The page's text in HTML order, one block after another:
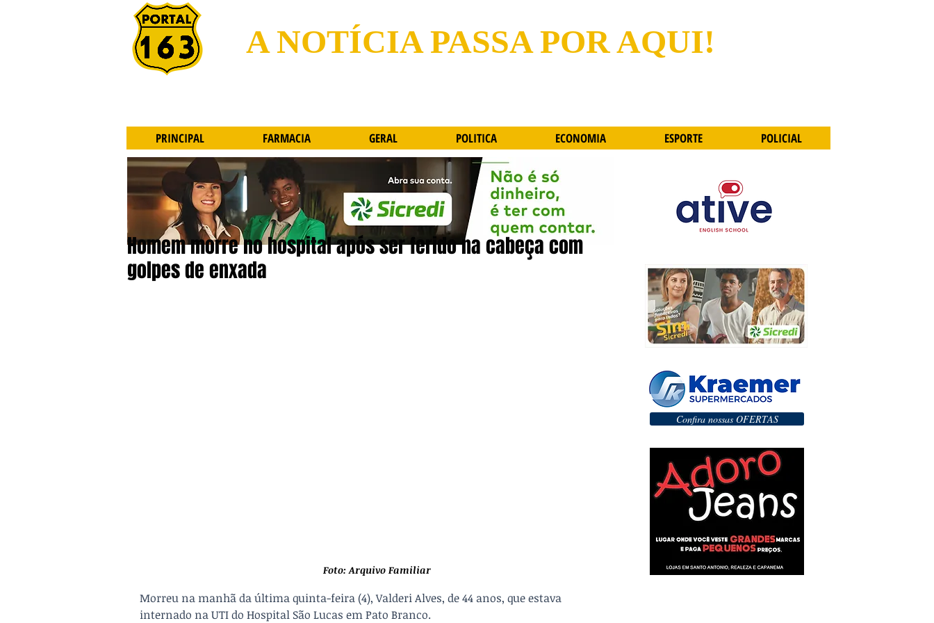
A NOTÍCIA PASSA POR AQUI!
Homem morre no hospital após ser ferido na cabeça com
golpes de enxada
Foto: Arquivo Familiar
Morreu na manhã da última quinta-feira (4), Valderi Alves, de 44 anos, que estava
internado na UTI do Hospital São Lucas em Pato Branco.
Confira nossas OFERTAS
PRINCIPAL FARMACIA GERAL POLITICA ECONOMIA ESPORTE POLICIAL